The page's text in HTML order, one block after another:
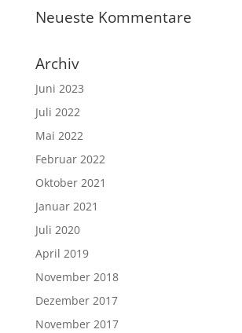
Neueste Kommentare
Archiv
Juni 2023
Juli 2022
Mai 2022
Februar 2022
Oktober 2021
Januar 2021
Juli 2020
April 2019
November 2018
Dezember 2017
November 2017